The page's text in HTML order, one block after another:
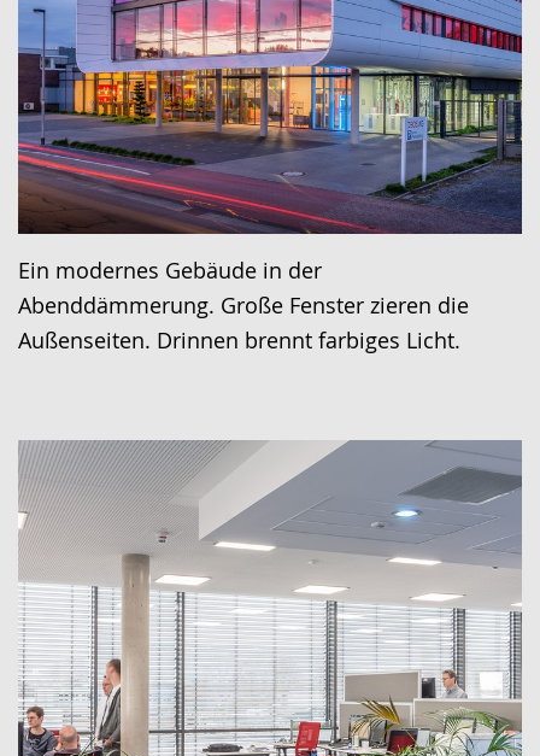
Ein modernes Gebäude in der
Abenddämmerung. Große Fenster zieren die
Außenseiten. Drinnen brennt farbiges Licht.